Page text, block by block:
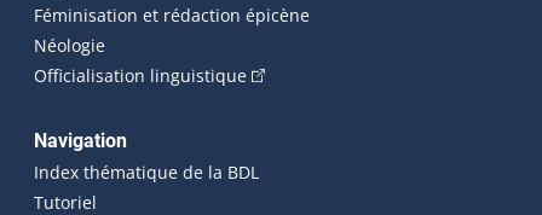
Féminisation et rédaction épicène
Néologie
Officialisation linguistique(Cet hyperlien externe s'ouvrira
Navigation
Index thématique de la BDL
Tutoriel